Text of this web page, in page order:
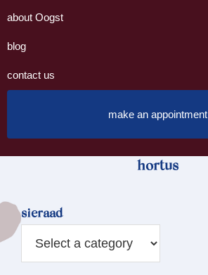
about Oogst
blog
contact us
make an appointment
hortus
sieraad